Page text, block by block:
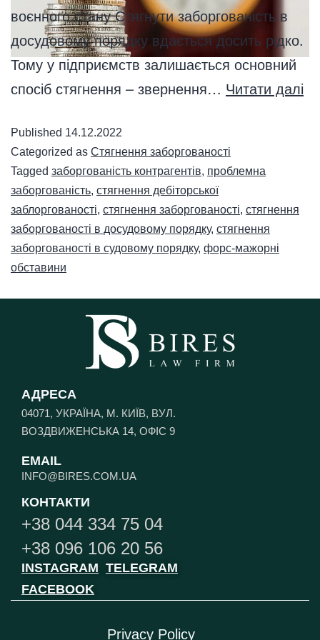
воєнного стану Стягнути заборгованість в
досудовому порядку вдається досить рідко.
Тому у підприємств залишається основний
спосіб стягнення – звернення… Читати далі
Published 14.12.2022
Categorized as Стягнення заборгованості
Tagged заборгованість контрагентів, проблемна
заборгованість, стягнення дебіторської
заблоргованості, стягнення заборгованості, стягнення
заборгованості в досудовому порядку, стягнення
заборгованості в судовому порядку, форс-мажорні
обставини
АДРЕСА
04071, УКРАЇНА, М. КИЇВ, ВУЛ.
ВОЗДВИЖЕНСЬКА 14, ОФІС 9
EMAIL
INFO@BIRES.COM.UA
КОНТАКТИ
+38 044 334 75 04
+38 096 106 20 56
INSTAGRAM TELEGRAM
FACEBOOK
Privacy Policy